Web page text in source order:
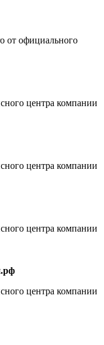
от официального
центра компании
центра компании
центра компании
центра компании